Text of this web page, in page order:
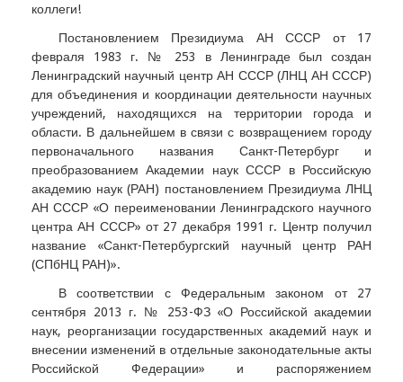
коллеги!
Постановлением Президиума АН СССР от 17
февраля 1983 г. № 253 в Ленинграде был создан
Ленинградский научный центр АН СССР (ЛНЦ АН СССР)
для объединения и координации деятельности научных
учреждений, находящихся на территории города и
области. В дальнейшем в связи с возвращением городу
первоначального названия Санкт-Петербург и
преобразованием Академии наук СССР в Российскую
академию наук (РАН) постановлением Президиума ЛНЦ
АН СССР «О переименовании Ленинградского научного
центра АН СССР» от 27 декабря 1991 г. Центр получил
название «Санкт-Петербургский научный центр РАН
(СПбНЦ РАН)».
В соответствии с Федеральным законом от 27
сентября 2013 г. № 253-ФЗ «О Российской академии
наук, реорганизации государственных академий наук и
внесении изменений в отдельные законодательные акты
Российской Федерации» и распоряжением